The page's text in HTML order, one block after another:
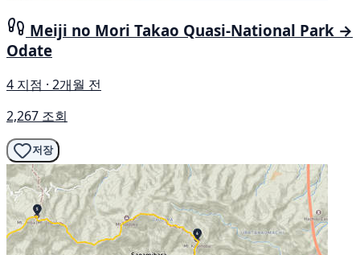
Meiji no Mori Takao Quasi-National Park →
Odate
4 지점 · 2개월 전
2,267 조회
저장